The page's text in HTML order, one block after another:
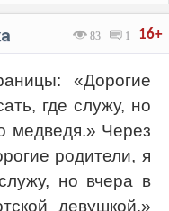
16+
83 1
«Дорогие
где служу, но
медведя.» Через
родители, я
но вчера в
девушкой.»